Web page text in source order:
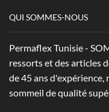
QUI SOMMES-NOUS
Permaflex Tunisie -
ressorts et des articles
de 45 ans
sommeil de qualité